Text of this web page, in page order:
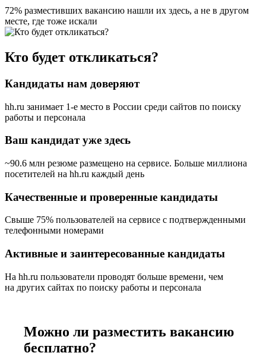
72% разместивших вакансию нашли их здесь, а не в другом
месте, где тоже искали
Кто будет откликаться?
Кандидаты нам доверяют
hh.ru занимает 1-е место в России среди сайтов по поиску
работы и персонала
Ваш кандидат уже здесь
~90.6 млн резюме размещено на сервисе. Больше миллиона
посетителей на hh.ru каждый день
Качественные и проверенные кандидаты
Свыше 75% пользователей на сервисе с подтвержденными
телефонными номерами
Активные и заинтересованные кандидаты
На hh.ru пользователи проводят больше времени, чем
на других сайтах по поиску работы и персонала
Можно ли разместить вакансию
бесплатно?